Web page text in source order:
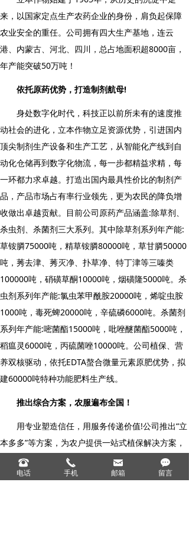
来，以国家定点生产农药企业的身份，肩负起保障
农业安全的重任。公司拥有四大生产基地，连云
港、内蒙古、河北、四川，总占地面积超8000亩，
年产能突破50万吨！
依托原药优势，打造制剂航母!
身处数字化时代，科技正以前所未有的速度推
动社会的进化，立本作物立足资源优势，引进国内
顶尖制剂生产设备和生产工艺，从智能化产线到自
动化仓储再到数字化物流，每一步都精益求精，每
一环都力求卓越。打造出国内最具性价比的制剂产
品，产品市场占有率行业领先，更为农民的降负增
收做出卓越贡献。目前公司原药产品涵盖:除草剂、
杀虫剂、杀菌剂三大系列。其中除草剂系列年产能:
草铵膦75000吨，精草铵膦80000吨，草甘膦50000
吨，莠去津、莠灭净、扑草净、特丁津等三嗪类
100000吨，硝磺草酮10000吨，烟磺隆5000吨。杀
虫剂系列年产能:氯虫苯甲酰胺20000吨，烯啶虫胺
1000吨，毒死蜱20000吨，辛硫磷6000吨。杀菌剂
系列年产能:嘧菌酯15000吨，吡唑醚菌酯5000吨，
稻瘟灵6000吨，丙硫菌唑10000吨。公司植保、营
养双核驱动，依托EDTA螯合微量元素原肥优势，拟
建60000吨特种功能肥料生产线。
推出综合方案，农服遍布全国！
用专业塑造信任，用服务传递价值!公司推出“立
本多多”等方案，为农户提供一站式植保解决方案，
让农业生产高效便捷，让农业种植收获多多。从南
到北，从东到西，我们深入田间，了解种植需求，
뀰
电话
끅
手机
낂
邮箱
끁
留言